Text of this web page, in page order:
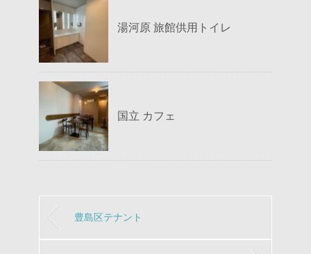
湯河原 旅館供用トイレ
国立 カフェ
豊島区テナント